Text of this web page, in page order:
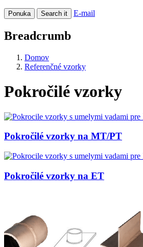
Ponuka Search it E-mail
Breadcrumb
Domov
Referenčné vzorky
Pokročilé vzorky
Pokročilé vzorky na MT/PT
Pokročilé vzorky na ET